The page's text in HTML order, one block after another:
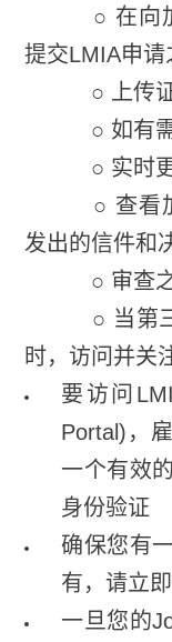
○ 在向加拿
提交LMIA申
○ 上传证
○ 如有需要
○ 实时更
○ 查看加拿
发出的信件和
○ 审查之
○ 当第三方
时，访问并关
要访问
Portal)，
一个有效
身份验证
确保您有
有，请立
一旦您的